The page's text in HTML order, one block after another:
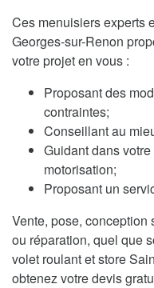
Ces menuisiers experts
Georges-sur-Renon
votre projet en vous :
Proposant des
contraintes;
Conseillant au
Guidant dans
motorisation;
Proposant un
Vente, pose, conception
ou réparation, quel que
volet roulant et store
obtenez votre devis